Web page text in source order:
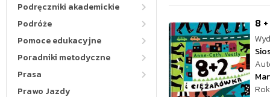
Podręczniki akademickie
Podróże
Pomoce edukacyjne
Poradniki metodyczne
Prasa
Prawo Jazdy
8